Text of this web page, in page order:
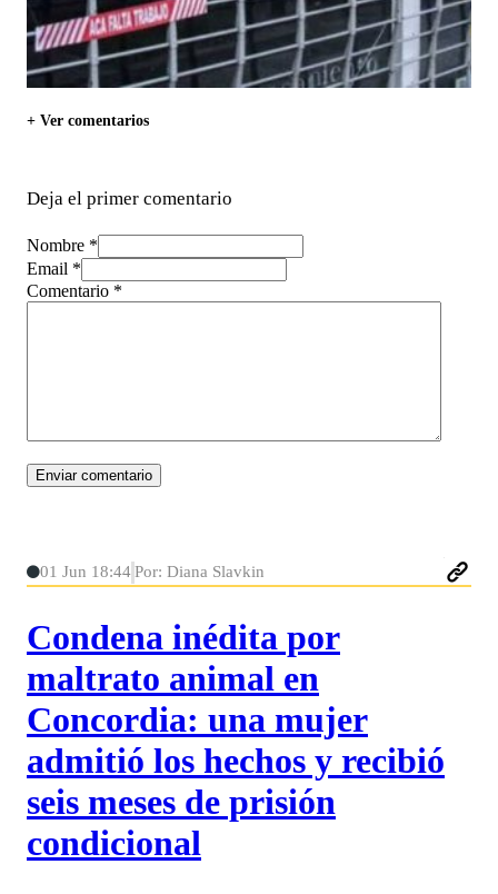
+ Ver comentarios
Deja el primer comentario
Nombre *
Email *
Comentario *
01 Jun 18:44Por: Diana Slavkin
Condena inédita por
maltrato animal en
Concordia: una mujer
admitió los hechos y recibió
seis meses de prisión
condicional